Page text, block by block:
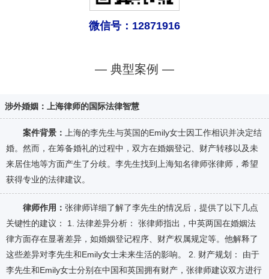
微信号：12871916
— 典型案例 —
涉外婚姻：上海律师的国际法律智慧
案件背景：
上海的李先生与英国的Emily女士因工作相识并决定结
婚。然而，在筹备婚礼的过程中，双方在婚姻登记、财产转移以及未
来居住地等方面产生了分歧。李先生找到上海知名律师张律师，希望
获得专业的法律建议。
律师作用： 张律师详细了解了李先生的情况后，提供了以下几点
关键性的建议： 1. 法律差异分析： 张律师指出，中英两国在婚姻法
律方面存在显著差异，如婚姻登记程序、财产权属规定等。他解释了
这些差异对李先生和Emily女士未来生活的影响。 2. 财产规划： 由于
李先生和Emily女士分别在中国和英国拥有财产，张律师建议双方进行